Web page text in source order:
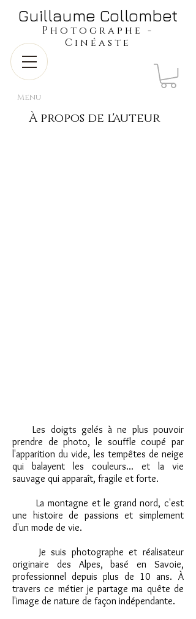
​​​​​​​Guillaume Collombet
​​​Photographe -
Cinéaste
Menu
À propos de l'auteur
Les doigts gelés à ne plus pouvoir
prendre de photo, le souffle coupé par
l'apparition du vide, les tempêtes de neige
qui balayent les couleurs... et la vie
sauvage qui apparaît, fragile et forte.
La montagne et le grand nord, c'est
une histoire de passions et simplement
d'un mode de vie.
Je suis photographe et réalisateur
originaire des Alpes, basé en Savoie,
professionnel depuis plus de 10 ans. À
travers ce métier je partage ma quête de
l'image de nature de façon indépendante.